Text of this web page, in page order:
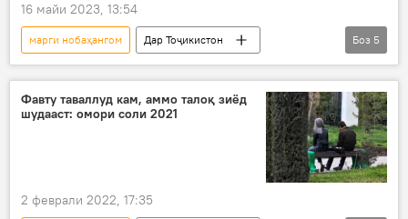
16 майи 2023, 13:54
марги нобаҳангом
Дар Тоҷикистон
коргардон
Фарҳанг
театр
театр
театри опера ва балети ба номи Айнӣ
Боз 5
Фавту таваллуд кам, аммо талоқ зиёд
шудааст: омори соли 2021
2 феврали 2022, 17:35